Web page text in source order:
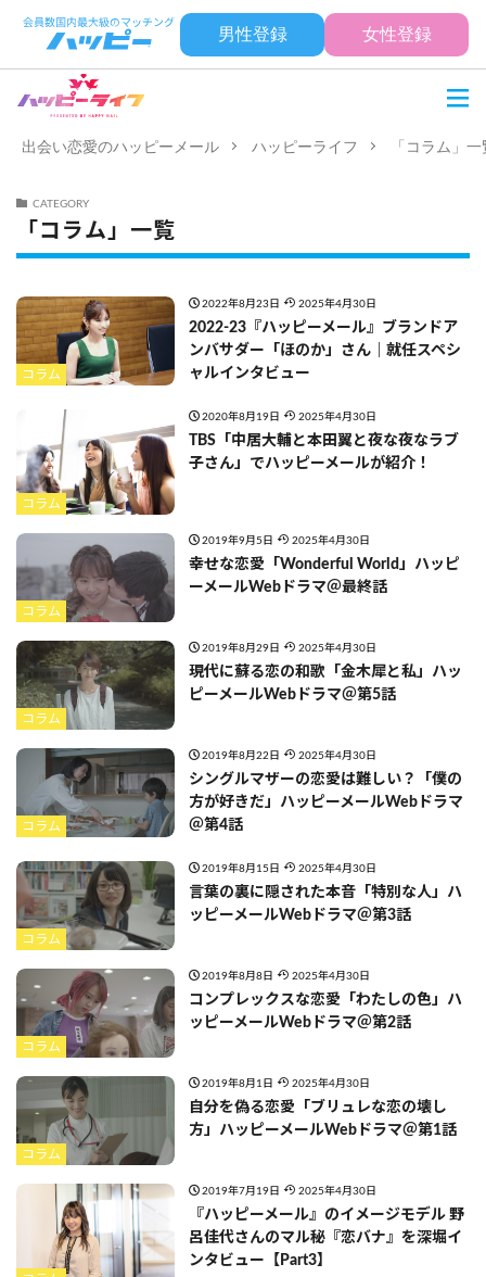
男性登録 女性登録
出会い恋愛のハッピーメール ハッピーライフ 「コラム」一
CATEGORY
「コラム」一覧
コラム
2022年8月23日 2025年4月30日
2022-23『ハッピーメール』ブランドア
ンバサダー「ほのか」さん｜就任スペシ
ャルインタビュー
コラム
2020年8月19日 2025年4月30日
TBS「中居大輔と本田翼と夜な夜なラブ
子さん」でハッピーメールが紹介！
コラム
2019年9月5日 2025年4月30日
幸せな恋愛「Wonderful World」ハッピ
ーメールWebドラマ＠最終話
コラム
2019年8月29日 2025年4月30日
現代に蘇る恋の和歌「金木犀と私」ハッ
ピーメールWebドラマ＠第5話
コラム
2019年8月22日 2025年4月30日
シングルマザーの恋愛は難しい？「僕の
方が好きだ」ハッピーメールWebドラマ
＠第4話
コラム
2019年8月15日 2025年4月30日
言葉の裏に隠された本音「特別な人」ハ
ッピーメールWebドラマ＠第3話
コラム
2019年8月8日 2025年4月30日
コンプレックスな恋愛「わたしの色」ハ
ッピーメールWebドラマ＠第2話
コラム
2019年8月1日 2025年4月30日
自分を偽る恋愛「ブリュレな恋の壊し
方」ハッピーメールWebドラマ＠第1話
2019年7月19日 2025年4月30日
『ハッピーメール』のイメージモデル 野
呂佳代さんのマル秘『恋バナ』を深堀イ
ンタビュー【Part3】